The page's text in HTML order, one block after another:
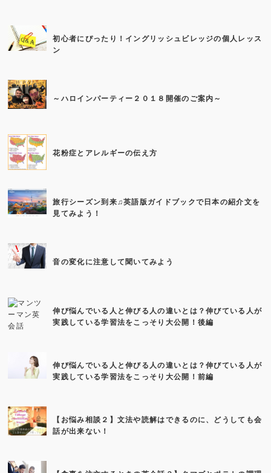
初心者にぴったり！イングリッシュビレッジの個人レッス
ン
～ハロインパーティー２０１８開催のご案内～
花粉症とアレルギーの伝え方
旅行シーズン到来♫英語版ガイドブックで日本の紹介文を
見てみよう！
音の変化に注意して聞いてみよう
伸び悩んでいる人と伸びる人の違いとは？伸びている人が
実践している学習法をこっそり大公開！後編
伸び悩んでいる人と伸びる人の違いとは？伸びている人が
実践している学習法をこっそり大公開！前編
【お悩み相談２】文法や読解はできるのに、どうしても会
話が出来ない！